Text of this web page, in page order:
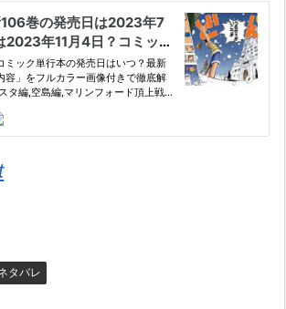
タバレ